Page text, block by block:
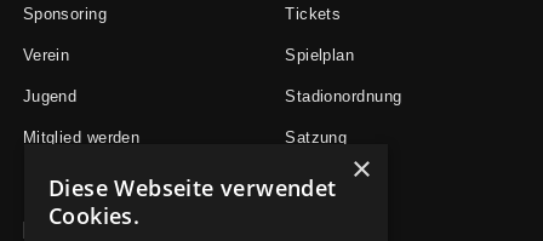
Sponsoring
Verein
Jugend
Mitglied werden
Tickets
Spielplan
Stadionordnung
Satzung
Newsletter
×
Diese Webseite verwendet
Cookies.